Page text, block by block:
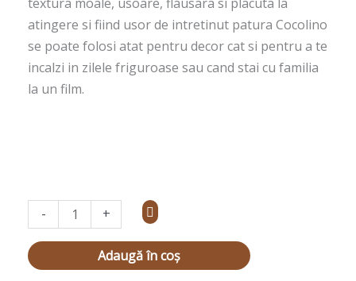
atingere si fiind usor de intretinut patura Cocolino
se poate folosi atat pentru decor cat si pentru a te
incalzi in zilele friguroase sau cand stai cu familia
la un film.
- +
Adaugă în coș